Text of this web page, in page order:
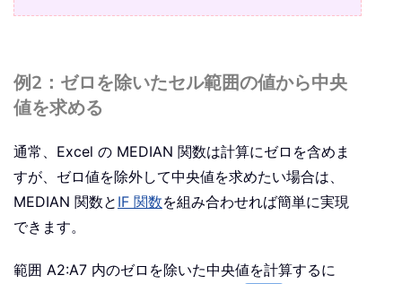
例2：ゼロを除いたセル範囲の値から中央
値を求める
通常、Excel の MEDIAN 関数は計算にゼロを含めま
すが、ゼロ値を除外して中央値を求めたい場合は、
MEDIAN 関数と IF 関数を組み合わせれば簡単に実現
できます。
範囲 A2:A7 内のゼロを除いた中央値を計算するに